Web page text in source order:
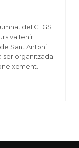
del CFGS
va tenir
Sant Antoni
ser organitzada